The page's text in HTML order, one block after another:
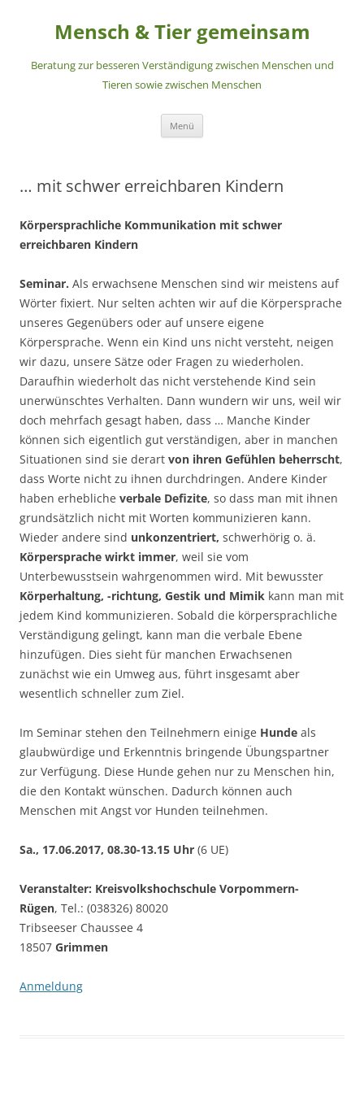
springenMensch & Tier gemeinsam
Beratung zur besseren Verständigung zwischen Menschen und
Tieren sowie zwischen Menschen
Menü
… mit schwer erreichbaren Kindern
Körpersprachliche Kommunikation mit schwer
erreichbaren Kindern
Seminar. Als erwachsene Menschen sind wir meistens auf
Wörter fixiert. Nur selten achten wir auf die Körpersprache
unseres Gegenübers oder auf unsere eigene
Körpersprache. Wenn ein Kind uns nicht versteht, neigen
wir dazu, unsere Sätze oder Fragen zu wiederholen.
Daraufhin wiederholt das nicht verstehende Kind sein
unerwünschtes Verhalten. Dann wundern wir uns, weil wir
doch mehrfach gesagt haben, dass … Manche Kinder
können sich eigentlich gut verständigen, aber in manchen
Situationen sind sie derart von ihren Gefühlen beherrscht,
dass Worte nicht zu ihnen durchdringen. Andere Kinder
haben erhebliche verbale Defizite, so dass man mit ihnen
grundsätzlich nicht mit Worten kommunizieren kann.
Wieder andere sind unkonzentriert, schwerhörig o. ä.
Körpersprache wirkt immer, weil sie vom
Unterbewusstsein wahrgenommen wird. Mit bewusster
Körperhaltung, -richtung, Gestik und Mimik kann man mit
jedem Kind kommunizieren. Sobald die körpersprachliche
Verständigung gelingt, kann man die verbale Ebene
hinzufügen. Dies sieht für manchen Erwachsenen
zunächst wie ein Umweg aus, führt insgesamt aber
wesentlich schneller zum Ziel.
Im Seminar stehen den Teilnehmern einige Hunde als
glaubwürdige und Erkenntnis bringende Übungspartner
zur Verfügung. Diese Hunde gehen nur zu Menschen hin,
die den Kontakt wünschen. Dadurch können auch
Menschen mit Angst vor Hunden teilnehmen.
Sa., 17.06.2017, 08.30-13.15 Uhr (6 UE)
Veranstalter: Kreisvolkshochschule Vorpommern-
Rügen, Tel.: (038326) 80020
Tribseeser Chaussee 4
18507 Grimmen
Anmeldung